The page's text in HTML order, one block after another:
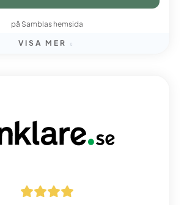
på Samblas hemsida
VISA MER